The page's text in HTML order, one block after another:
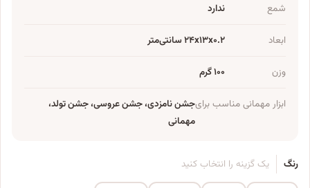
شمع ندارد
ابعاد ۲۴x۱۳x۰.۲ سانتی‌متر
وزن ۱۰۰ گرم
ابزار مهمانی مناسب برایجشن نامزدی، جشن عروسی، جشن تولد،
مهمانی
رنگ یک گزینه را انتخاب کنید